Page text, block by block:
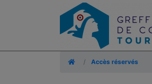
AccueilAccès réservés